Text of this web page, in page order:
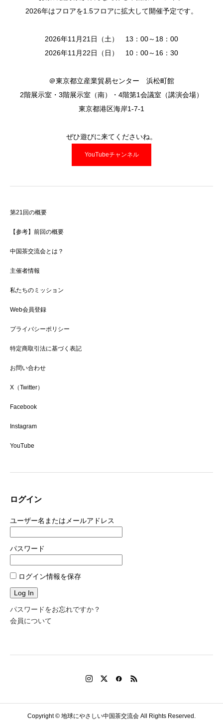
2026年はフロアを1.5フロアに拡大して開催予定です。
2026年11月21日（土） 13：00～18：00
2026年11月22日（日） 10：00～16：30
＠東京都立産業貿易センター 浜松町館
2階展示室・3階展示室（南）・4階第1会議室（講演会場）
東京都港区海岸1-7-1
ぜひ遊びに来てくださいね。
YouTubeチャンネル
第21回の概要
【参考】前回の概要
中国茶交流会とは？
主催者情報
私たちのミッション
Web会員登録
プライバシーポリシー
特定商取引法に基づく表記
お問い合わせ
X（Twitter）
Facebook
Instagram
YouTube
ログイン
ユーザー名またはメールアドレス
パスワード
ログイン情報を保存
パスワードをお忘れですか？
会員について
Copyright © 地球にやさしい中国茶交流会 All Rights Reserved.